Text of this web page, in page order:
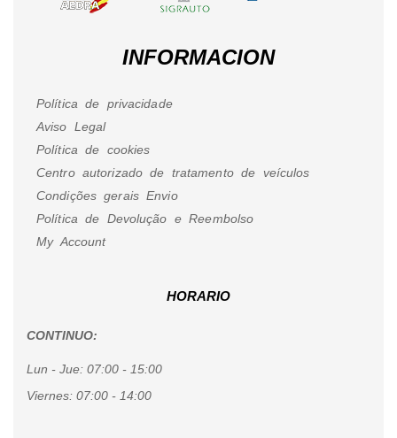
INFORMACION
Política de privacidade
Aviso Legal
Política de cookies
Centro autorizado de tratamento de veículos
Condições gerais Envio
Política de Devolução e Reembolso
My Account
HORARIO
CONTINUO:
Lun - Jue: 07:00 - 15:00
Viernes: 07:00 - 14:00